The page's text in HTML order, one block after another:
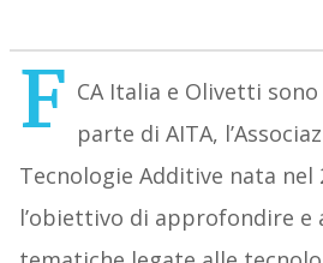
F CA Italia e Olivetti
parte di AITA,
Tecnologie Additive nata nel
l’obiettivo di approfondire e